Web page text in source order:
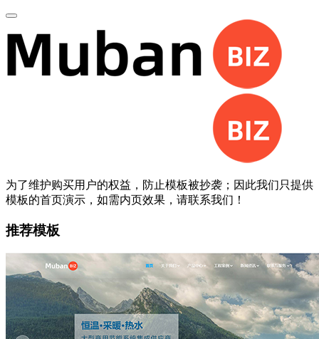
为了维护购买用户的权益，防止模板被抄袭；因此我们只提供
模板的首页演示，如需内页效果，请联系我们！
推荐模板